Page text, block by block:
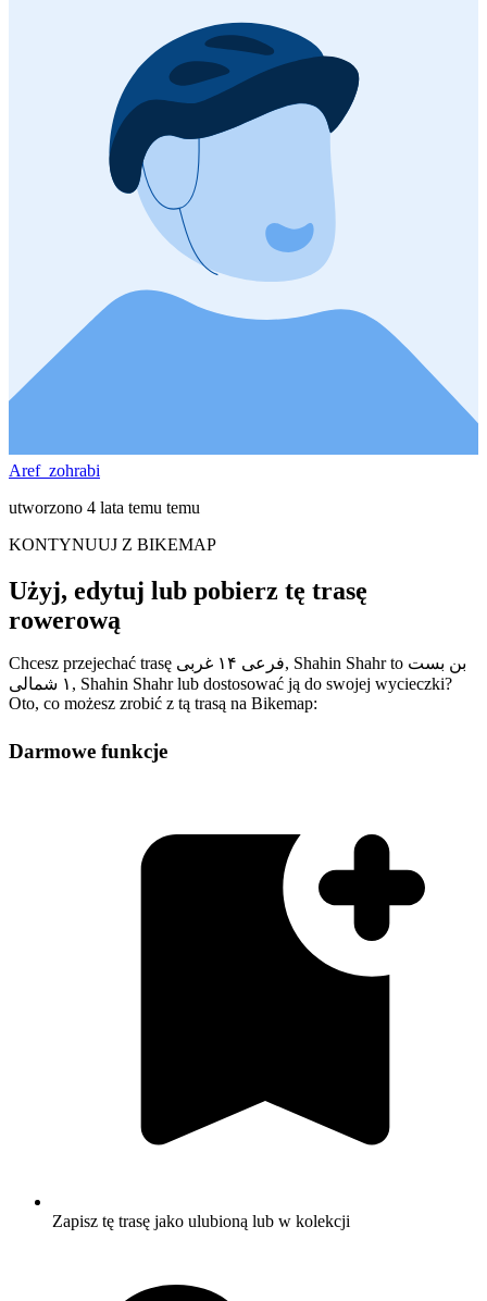
Aref_zohrabi
utworzono 4 lata temu temu
KONTYNUUJ Z BIKEMAP
Użyj, edytuj lub pobierz tę trasę
rowerową
Chcesz przejechać trasę فرعی ۱۴ غربی, Shahin Shahr to بن بست
۱ شمالی, Shahin Shahr lub dostosować ją do swojej wycieczki?
Oto, co możesz zrobić z tą trasą na Bikemap:
Darmowe funkcje
Zapisz tę trasę jako ulubioną lub w kolekcji